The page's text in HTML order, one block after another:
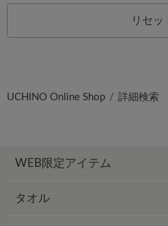
リセッ
UCHINO Online Shop 詳細検索
WEB限定アイテム
タオル